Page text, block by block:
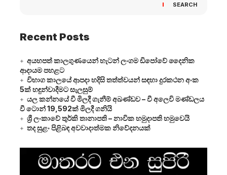
SEARCH
Recent Posts
අයහපත් කාලගුණයෙන් හැටන් ලංගම ඩිපෝවේ දෛනික
ආදායම පහළට
විභාග කාලයේ ආපදා හදිසි තත්ත්වයන් සඳහා දුරකථන අංක
5ක් හඳුන්වාදීමට සැලසුම්
යල කන්නයේ වී මිලදී ගැනීම් අඛණ්ඩව – වී අලෙවි මණ්ඩලය
වී ටොන් 19,592ක් මිලදී ගනියි
ශ්‍රී ලංකාවේ තුර්කි තානාපති – නාවික හමුදාපති හමුවෙයි
තද සුළං පිළිබඳ අවවාදාත්මක නිවේදනයක්
Player